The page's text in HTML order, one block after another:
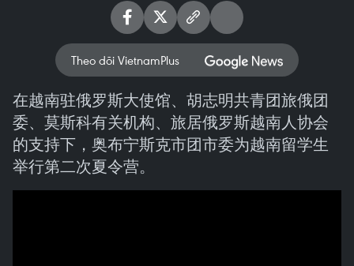
Theo dõi VietnamPlus
在越南驻俄罗斯大使馆、胡志明共青团旅俄团
委、莫斯科有关机构、旅居俄罗斯越南人协会
的支持下，奥布宁斯克市团市委为越南留学生
举行第二次夏令营。